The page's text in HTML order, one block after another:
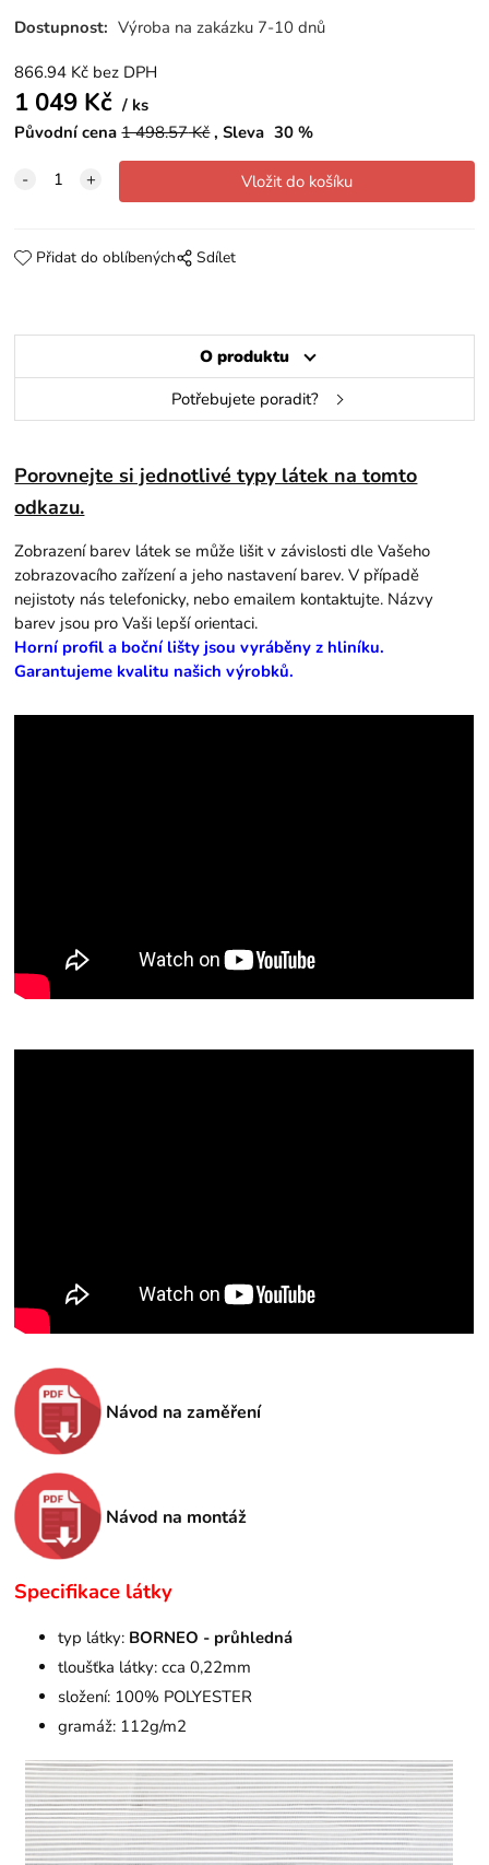
Dostupnost: Výroba na zakázku 7-10 dnů
866.94 Kč bez DPH
1 049 Kč
ks
Původní cena 1 498.57Kč Sleva 30 %
Přidat do oblíbených Sdílet
O produktu
Potřebujete poradit?
Porovnejte si jednotlivé typy látek na tomto
odkazu.
Zobrazení barev látek se může lišit v závislosti dle Vašeho
zobrazovacího zařízení a jeho nastavení barev. V případě
nejistoty nás telefonicky, nebo emailem kontaktujte. Názvy
barev jsou pro Vaši lepší orientaci.
Horní profil a boční lišty jsou vyráběny z hliníku.
Garantujeme kvalitu našich výrobků.
Návod na zaměření
Návod na montáž
Specifikace látky
typ látky: BORNEO - průhledná
tloušťka látky: cca 0,22mm
složení: 100% POLYESTER
gramáž: 112g/m2